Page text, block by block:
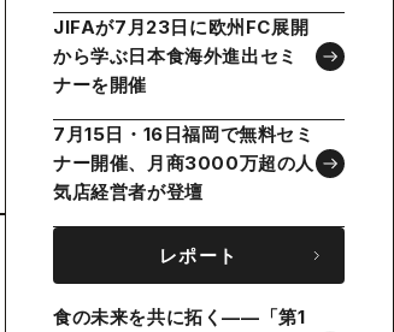
JIFAが7月23日に欧州FC展開
から学ぶ日本食海外進出セミ
ナーを開催
7月15日・16日福岡で無料セミ
ナー開催、月商3000万超の人
気店経営者が登壇
レポート
食の未来を共に拓く——「第1